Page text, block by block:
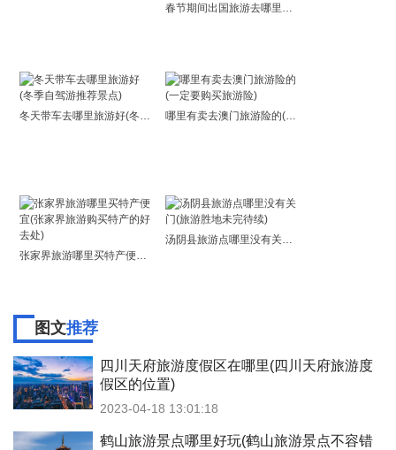
春节期间出国旅游去哪里好(推荐几个春节期间出国旅游的佳选)
冬天带车去哪里旅游好(冬季自驾游推荐景点) 哪里有卖去澳门旅游险的(一定要购买旅游险)
张家界旅游哪里买特产便宜(张家界旅游购买特产的好去处)
汤阴县旅游点哪里没有关门(旅游胜地未完待续)
图文推荐
四川天府旅游度假区在哪里(四川天府旅游度
假区的位置)
2023-04-18 13:01:18
鹤山旅游景点哪里好玩(鹤山旅游景点不容错